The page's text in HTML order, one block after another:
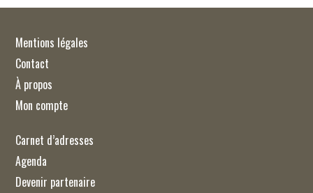
Mentions légales
Contact
À propos
Mon compte
Carnet d’adresses
Agenda
Devenir partenaire